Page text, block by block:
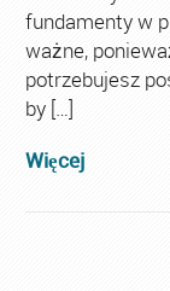
fundamenty w
ważne,
potrzebujesz
by […]
Więcej